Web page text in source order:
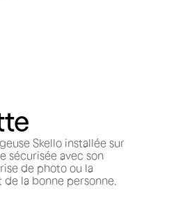
Skello installée sur
sécurisée avec son
de photo ou la
de la bonne personne.